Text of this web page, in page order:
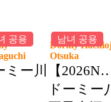
공용
ミー川
남녀 공용
Dormy
Otsuka
【
ドーミー